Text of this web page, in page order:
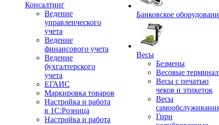
Консалтинг
Ведение
управленческого
учета
Ведение
финансового учета
Ведение
бухгалтерского
учета
ЕГАИС
Маркировка товаров
Настройка и работа
в 1С:Розница
Настройка и работа
Банковское
Весы
Безмены
Весовые
Весы с печатью
чеков и этикеток
Весы
Гири